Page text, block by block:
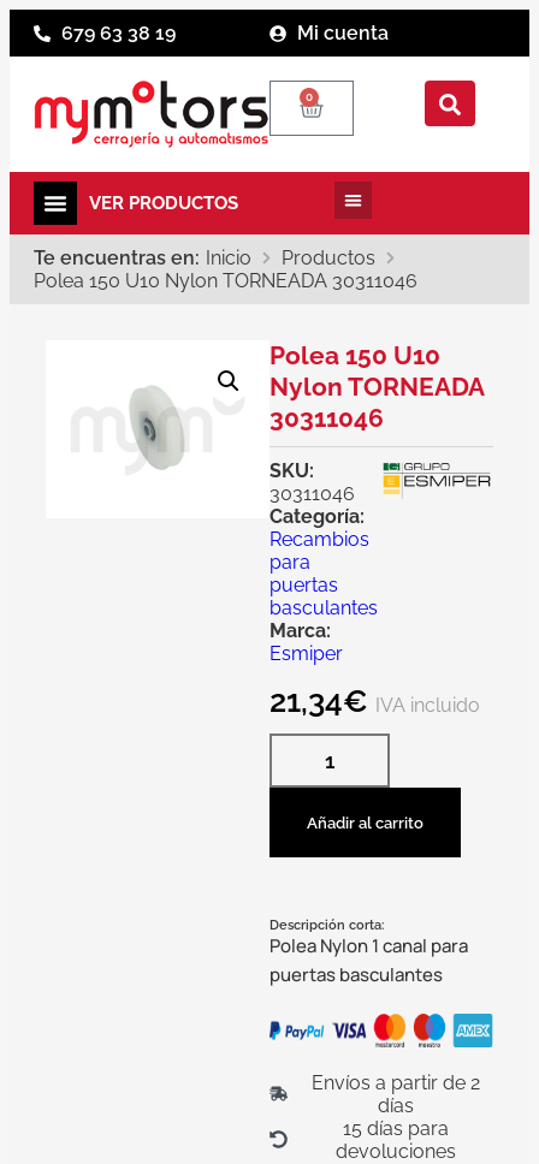
679 63 38 19 Mi cuenta
0
Te encuentras en: Inicio
Productos
Polea 150 U10 Nylon TORNEADA 30311046
Polea 150 U10
Nylon TORNEADA
30311046
SKU:
30311046
Categoría:
Recambios
para
puertas
basculantes
Marca:
Esmiper
21,34€ IVA incluido
Añadir al carrito
Descripción corta:
Polea Nylon 1 canal para
puertas basculantes
Envíos a partir de 2
días
15 días para
devoluciones